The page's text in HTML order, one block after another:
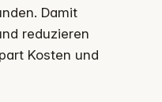
Damit
reduzieren
Kosten und